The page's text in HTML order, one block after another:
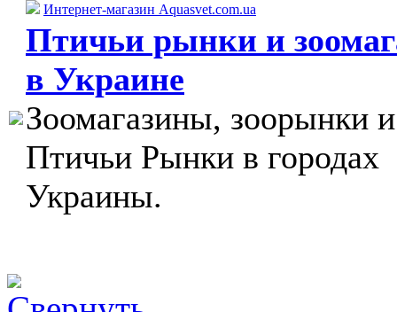
Интернет-магазин Aquasvet.com.ua
Птичьи рынки и
в Украине
Зоомагазины, зоорынки и
Птичьи Рынки в городах
Украины.